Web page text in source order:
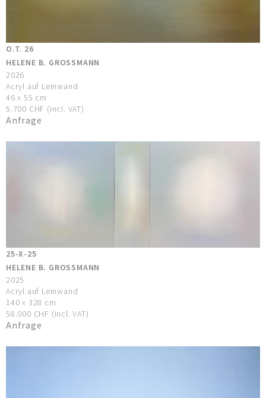
O.T. 26
HELENE B. GROSSMANN
2026
Acryl auf Leinwand
46 x 55 cm
5.700 CHF (incl. VAT)
Anfrage
25-X-25
HELENE B. GROSSMANN
2025
Acryl auf Leinwand
140 x 328 cm
58.000 CHF (incl. VAT)
Anfrage